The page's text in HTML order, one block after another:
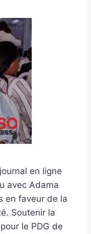
en ligne
avec Adama
en faveur de la
Soutenir la
le PDG de